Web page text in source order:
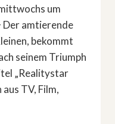
um
Der amtierende
bekommt
seinem Triumph
„Realitystar
TV, Film,